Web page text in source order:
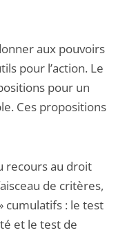
aux pouvoirs
pour l’action. Le
pour un
Ces propositions
recours au droit
de critères,
cumulatifs : le test
et le test de